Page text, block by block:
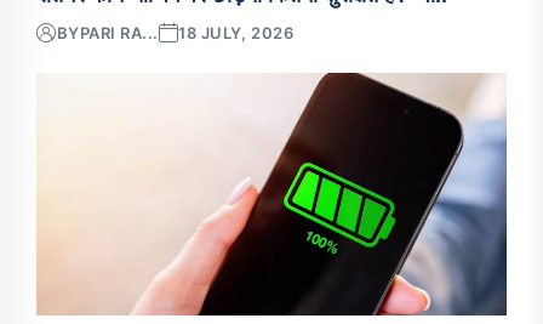
BYPARI RA... 18 JULY, 2026